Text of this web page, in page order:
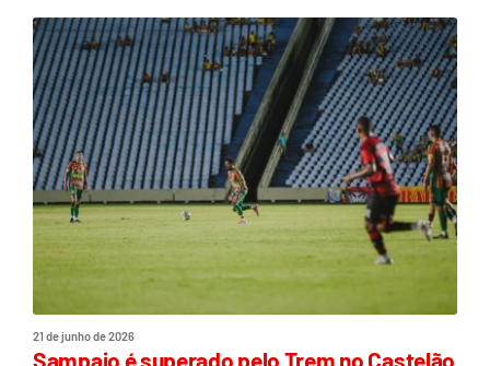
21 de junho de 2026
Sampaio é superado pelo Trem no Castelão